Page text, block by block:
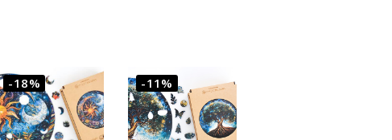
-18% -11%